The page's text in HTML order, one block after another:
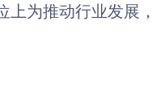
上为推动行业发展 ，